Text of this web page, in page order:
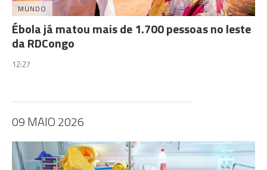
MUNDO
Ébola já matou mais de 1.700 pessoas no leste
da RDCongo
12:27
09 MAIO 2026